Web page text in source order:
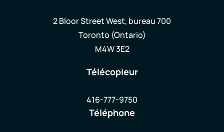
2 Bloor Street West, bureau 700
Toronto (Ontario)
M4W 3E2
Télécopieur
416-777-9750
Téléphone